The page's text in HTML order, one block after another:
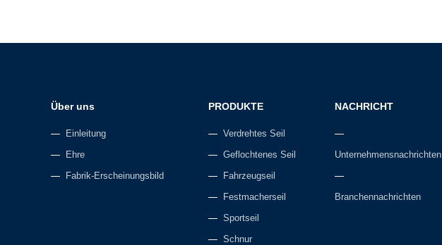
Über uns
Einleitung
Ehre
Fabrik-Erscheinungsbild
PRODUKTE
Verdrehtes Seil
Geflochtenes Seil
Fahrzeugseil
Festmacherseil
Sportseil
Schnur
NACHRICHT
Unternehmensnachrichten
Branchennachrichten